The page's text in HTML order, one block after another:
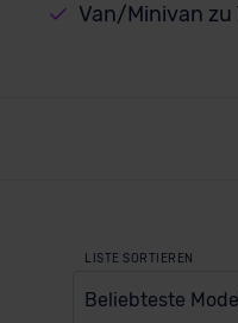
Van/Minivan zu
LISTE SORTIEREN
Beliebteste